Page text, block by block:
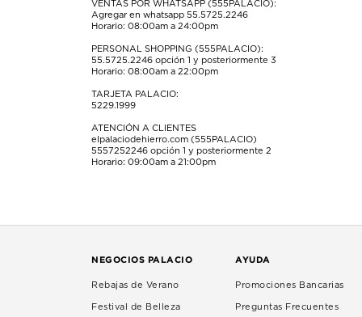
VENTAS POR WHATSAPP (555PALACIO):
Agregar en whatsapp 55.5725.2246
Horario: 08:00am a 24:00pm
PERSONAL SHOPPING (555PALACIO):
55.5725.2246 opción 1 y posteriormente 3
Horario: 08:00am a 22:00pm
TARJETA PALACIO:
5229.1999
ATENCIÓN A CLIENTES
elpalaciodehierro.com (555PALACIO)
5557252246 opción 1 y posteriormente 2
Horario: 09:00am a 21:00pm
NEGOCIOS PALACIO
Rebajas de Verano
Festival de Belleza
AYUDA
Promociones Bancarias
Preguntas Frecuentes